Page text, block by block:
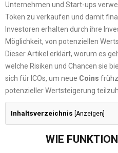
Unternehmen und Start-ups
Token zu verkaufen und damit
Investoren erhalten durch ihre
Möglichkeit, von potenziellen
Dieser Artikel erklärt, worum es
welche Risiken und Chancen sie
sich für ICOs, um neue Coins
potenzieller Wertsteigerung
Inhaltsverzeichnis Anzeigen
WIE